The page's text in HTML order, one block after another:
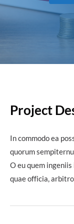
Project
In commodo ea
quorum
O eu quem
quae officia,